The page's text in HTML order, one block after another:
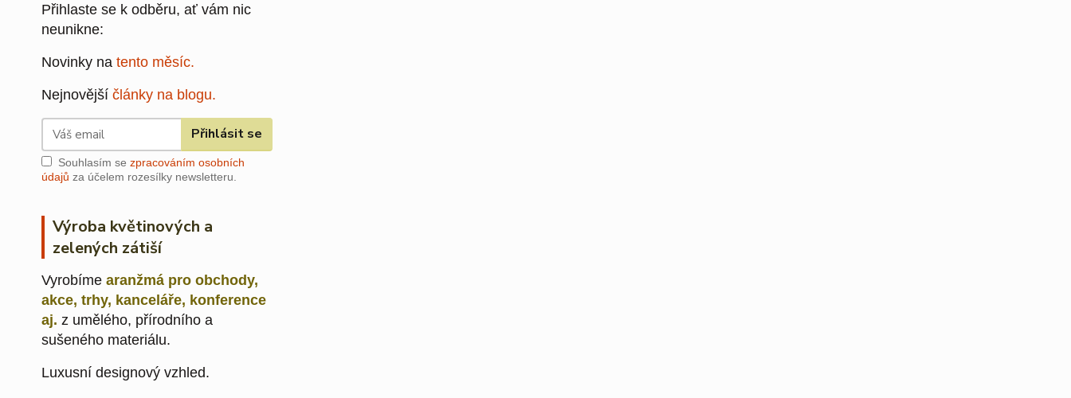
Přihlaste se k odběru, ať vám nic
neunikne:
Novinky na tento měsíc.
Nejnovější články na blogu.
Přihlásit se
Souhlasím se zpracováním osobních
údajů za účelem rozesílky newsletteru.
Výroba květinových a
zelených zátiší
Vyrobíme aranžmá pro obchody,
akce, trhy, kanceláře, konference
aj. z umělého, přírodního a
sušeného materiálu.
Luxusní designový vzhled.